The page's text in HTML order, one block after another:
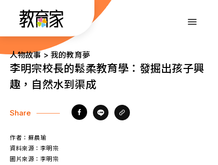
內
::: 人物故事 > 我的教育夢
李明宗校長的鬆柔教育學：發掘出孩子興
趣，自然水到渠成
Share
作者： 蘇晨瑜
資料來源： 李明宗
圖片來源： 李明宗